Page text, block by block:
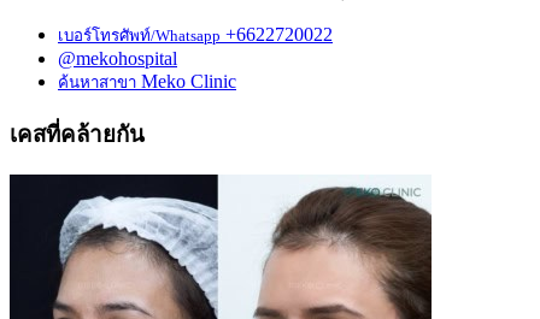
เบอร์โทรศัพท์/Whatsapp +6622720022
@mekohospital
ค้นหาสาขา Meko Clinic
เคสที่คล้ายกัน